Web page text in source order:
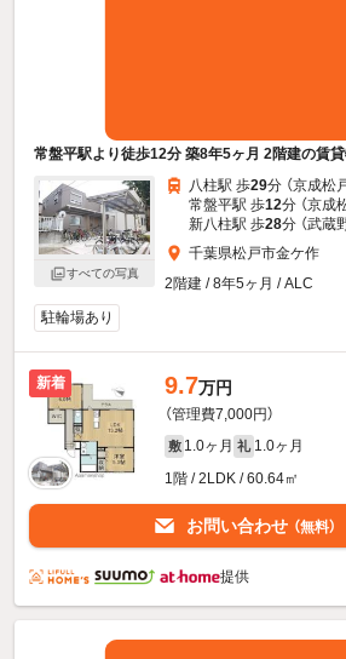
常盤平駅より徒歩12分 築8年5ヶ月 2階建の賃
すべての写真
八柱駅 歩29分 （京成松
常盤平駅 歩12分 （京成
新八柱駅 歩28分 （武蔵
千葉県松戸市金ケ作
2階建 / 8年5ヶ月 / ALC
駐輪場あり
新着 9.7万円
（管理費7,000円）
敷 1.0ヶ月 礼 1.0ヶ月
1階 / 2LDK / 60.64㎡
お問い合わせ （無料）
提供